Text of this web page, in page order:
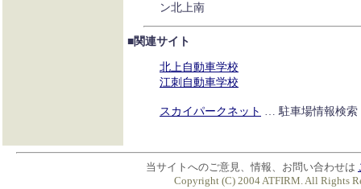
ン北上南
■関連サイト
北上自動車学校
江刺自動車学校
スカイパークネット … 駐車場情報検索
当サイトへのご意見、情報、お問い合わせは
Copyright (C) 2004 ATFIRM. All Rights